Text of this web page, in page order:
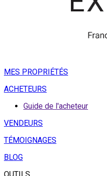
MES PROPRIÉTÉS
ACHETEURS
Guide de l'acheteur
VENDEURS
TÉMOIGNAGES
BLOG